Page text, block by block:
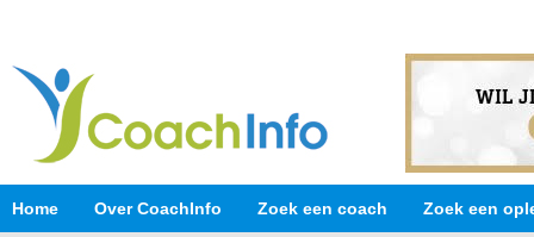
Home Over CoachInfo Zoek een coach Zoek een